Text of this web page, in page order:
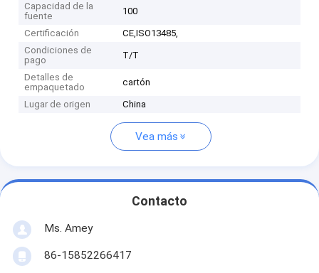
Capacidad de la
fuente
100
Certificación
CE,ISO13485,
Condiciones de
pago
T/T
Detalles de
empaquetado
cartón
Lugar de origen China
Vea más
Contacto
Ms. Amey
86-15852266417